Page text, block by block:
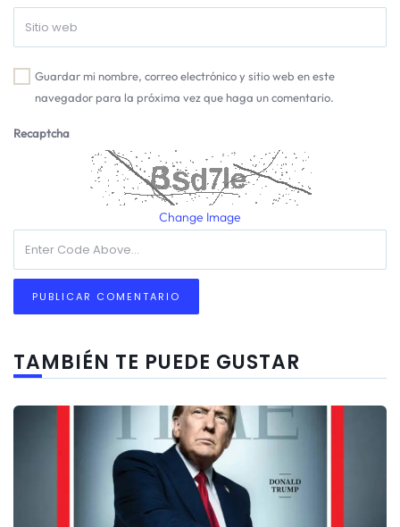
Guardar mi nombre, correo electrónico y sitio web en este
navegador para la próxima vez que haga un comentario.
Recaptcha
Change Image
TAMBIÉN TE PUEDE GUSTAR